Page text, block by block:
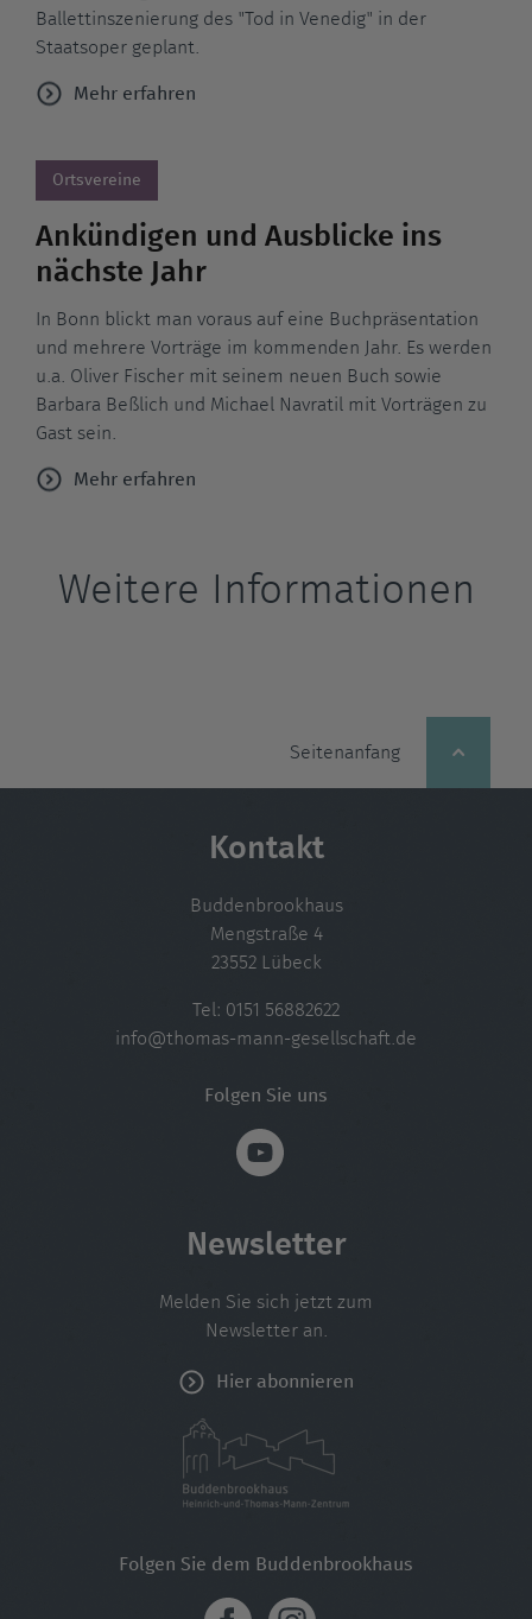
Ballettinszenierung des "Tod in Venedig" in der
Staatsoper geplant.
Mehr erfahren
Ortsvereine
Ankündigen und Ausblicke ins
nächste Jahr
In Bonn blickt man voraus auf eine Buchpräsentation
und mehrere Vorträge im kommenden Jahr. Es werden
u.a. Oliver Fischer mit seinem neuen Buch sowie
Barbara Beßlich und Michael Navratil mit Vorträgen zu
Gast sein.
Mehr erfahren
Weitere Informationen
Seitenanfang
Kontakt
Buddenbrookhaus
Mengstraße 4
23552 Lübeck
Tel: 0151 56882622
info@thomas-mann-gesellschaft.de
Folgen Sie uns
Newsletter
Melden Sie sich jetzt zum
Newsletter an.
Hier abonnieren
Folgen Sie dem Buddenbrookhaus